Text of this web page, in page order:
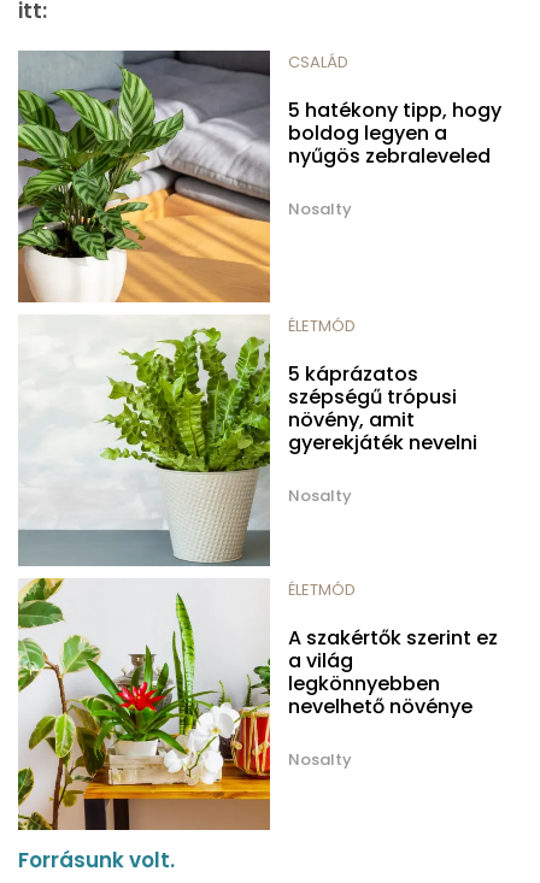
itt:
CSALÁD
5 hatékony tipp, hogy
boldog legyen a
nyűgös zebraleveled
Nosalty
ÉLETMÓD
5 káprázatos
szépségű trópusi
növény, amit
gyerekjáték nevelni
Nosalty
ÉLETMÓD
A szakértők szerint ez
a világ
legkönnyebben
nevelhető növénye
Nosalty
Forrásunk volt.